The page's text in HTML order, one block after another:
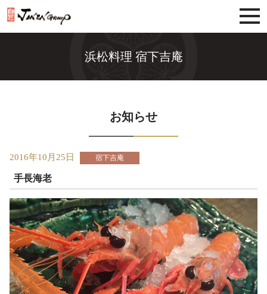
浜松料理 宿下吉庵
お知らせ
2016年10月25日 宿下吉庵
手長海老